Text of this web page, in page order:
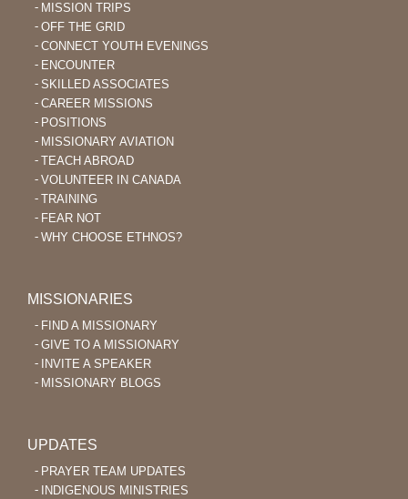
MISSION TRIPS
OFF THE GRID
CONNECT YOUTH EVENINGS
ENCOUNTER
SKILLED ASSOCIATES
CAREER MISSIONS
POSITIONS
MISSIONARY AVIATION
TEACH ABROAD
VOLUNTEER IN CANADA
TRAINING
FEAR NOT
WHY CHOOSE ETHNOS?
MISSIONARIES
FIND A MISSIONARY
GIVE TO A MISSIONARY
INVITE A SPEAKER
MISSIONARY BLOGS
UPDATES
PRAYER TEAM UPDATES
INDIGENOUS MINISTRIES